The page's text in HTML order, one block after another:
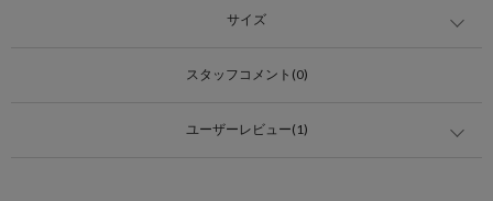
サイズ
スタッフコメント(0)
ユーザーレビュー(1)